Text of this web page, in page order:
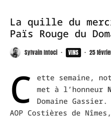
La quille du
Païs Rouge du
Sylvain Intoci · VINS · 25
C ette semaine,
met à l’honneur
Domaine Gassier.
AOP Costières de